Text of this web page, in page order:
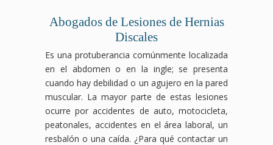
Abogados de Lesiones de Hernias
Discales
Es una protuberancia comúnmente localizada
en el abdomen o en la ingle; se presenta
cuando hay debilidad o un agujero en la pared
muscular. La mayor parte de estas lesiones
ocurre por accidentes de auto, motocicleta,
peatonales, accidentes en el área laboral, un
resbalón o una caída. ¿Para qué contactar un